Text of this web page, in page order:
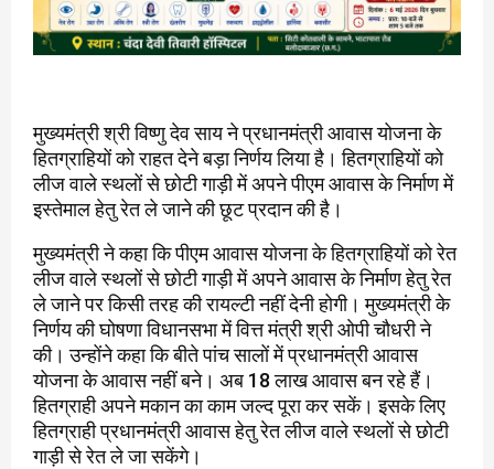
मुख्यमंत्री श्री विष्णु देव साय ने प्रधानमंत्री आवास योजना के
हितग्राहियों को राहत देने बड़ा निर्णय लिया है। हितग्राहियों को
लीज वाले स्थलों से छोटी गाड़ी में अपने पीएम आवास के निर्माण में
इस्तेमाल हेतु रेत ले जाने की छूट प्रदान की है।
मुख्यमंत्री ने कहा कि पीएम आवास योजना के हितग्राहियों को रेत
लीज वाले स्थलों से छोटी गाड़ी में अपने आवास के निर्माण हेतु रेत
ले जाने पर किसी तरह की रायल्टी नहीं देनी होगी। मुख्यमंत्री के
निर्णय की घोषणा विधानसभा में वित्त मंत्री श्री ओपी चौधरी ने
की। उन्होंने कहा कि बीते पांच सालों में प्रधानमंत्री आवास
योजना के आवास नहीं बने। अब 18 लाख आवास बन रहे हैं।
हितग्राही अपने मकान का काम जल्द पूरा कर सकें। इसके लिए
हितग्राही प्रधानमंत्री आवास हेतु रेत लीज वाले स्थलों से छोटी
गाड़ी से रेत ले जा सकेंगे।